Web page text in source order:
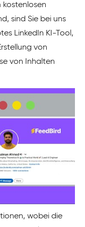
kostenlosen
sind Sie bei uns
LinkedIn KI-Tool,
von
von Inhalten
wobei die